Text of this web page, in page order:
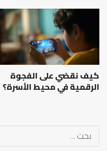
كيف نقضي على الفجوة
الرقمية في محيط الأسرة؟